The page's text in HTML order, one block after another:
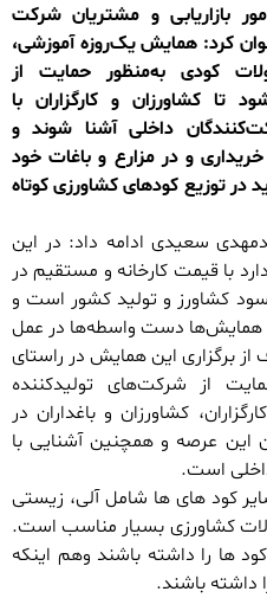
بازاریابی و مشتریان شرکت
کرد: همایش یک‌روزه آموزشی،
کودی به‌منظور حمایت از
تا کشاورزان و کارگزاران با
داخلی آشنا شوند و
و در مزارع و باغات خود
در توزیع کودهای کشاورزی کوتاه
سعیدی ادامه داد: در این
با قیمت کارخانه و مستقیم در
سود کشاورز و تولید کشور است و
همایش‌ها دست واسطه‌ها در عمل
برگزاری این همایش در راستای
از شرکت‌های تولیدکننده
کشاورزان و باغداران در
این عرصه و همچنین آشنایی با
است.
کود های ها شامل آلی، زیستی
کشاورزی بسیار مناسب است.
ها را داشته باشند وهم اینکه
داشته باشند.